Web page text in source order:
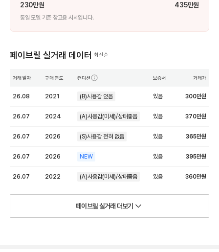
230만원 435만원
동일 모델 기준 참고용 시세입니다.
페이브릴 실거래 데이터 최신순
거래 일자 구매 연도 컨디션 보증서 거래가
26.08 2021 (B)사용감 있음 있음 300만원
26.07 2024 (A)사용감(미세)/상태좋음 있음 370만원
26.07 2026 (S)사용감 전혀 없음 있음 365만원
26.07 2026 NEW 있음 395만원
26.07 2022 (A)사용감(미세)/상태좋음 있음 360만원
페이브릴 실거래 더보기